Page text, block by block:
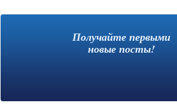
Получайте первыми
новые посты!